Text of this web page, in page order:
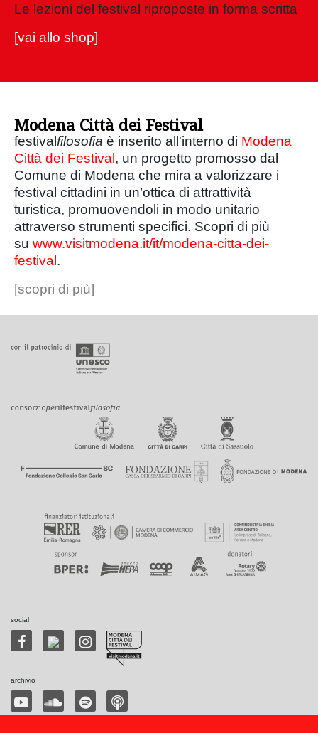
Le lezioni del festival riproposte in forma scritta
[vai allo shop]
Modena Città dei Festival
festivalfilosofia è inserito all'interno di Modena
Città dei Festival , un progetto promosso dal
Comune di Modena che mira a valorizzare i
festival cittadini in un’ottica di attrattività
turistica, promuovendoli in modo unitario
attraverso strumenti specifici. Scopri di più
su www.visitmodena.it/it/modena-citta-dei-
festival .
[scopri di più]
social
archivio